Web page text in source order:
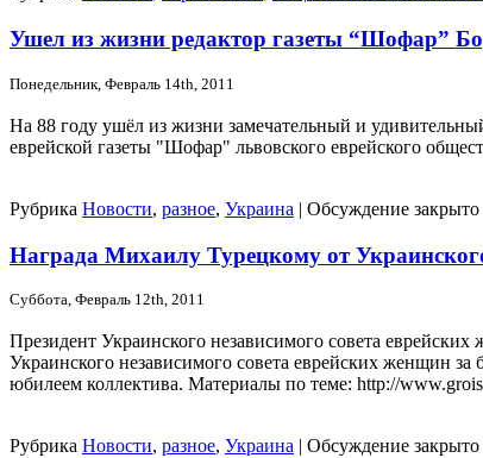
Ушел из жизни редактор газеты “Шофар”
Понедельник, Февраль 14th, 2011
На 88 году ушёл из жизни замечательный и
еврейской газеты "Шофар" львовского еврейского
Рубрика Новости, разное, Украина | Обсуждение закрыто
Награда Михаилу Турецкому от
Суббота, Февраль 12th, 2011
Президент Украинского независимого совета
Украинского независимого совета еврейских женщин
юбилеем коллектива. Материалы по теме: http://
Рубрика Новости, разное, Украина | Обсуждение закрыто